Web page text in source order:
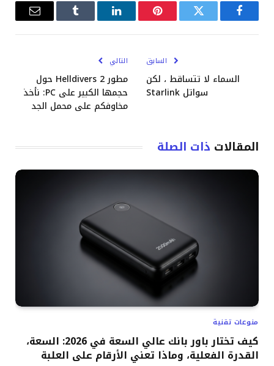
فيسبوكتويتر بينتيريستلينكدإن Tumblrالبريد
السابق
السماء لا تتساقط ، لكن
سواتل Starlink
التالي
مطور Helldivers 2 حول
حجمها الكبير على PC: نأخذ
مخاوفكم على محمل الجد
المقالات ذات الصلة
منوعات تقنية
كيف تختار باور بانك عالي السعة في 2026: السعة،
القدرة الفعلية، وماذا تعني الأرقام على العلبة